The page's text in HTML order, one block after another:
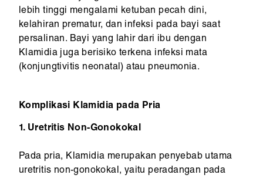
lebih tinggi mengalami ketuban pecah dini,
kelahiran prematur, dan infeksi pada bayi saat
persalinan. Bayi yang lahir dari ibu dengan
Klamidia juga berisiko terkena infeksi mata
(konjungtivitis neonatal) atau pneumonia.
Komplikasi Klamidia pada Pria
1. Uretritis Non-Gonokokal
Pada pria, Klamidia merupakan penyebab utama
uretritis non-gonokokal, yaitu peradangan pada